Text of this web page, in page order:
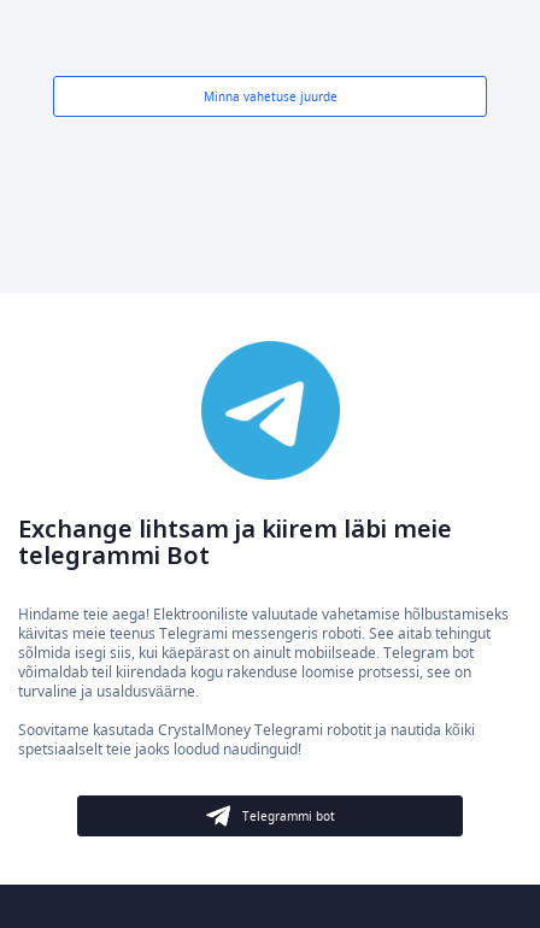
Minna vahetuse juurde
Exchange lihtsam ja kiirem läbi meie
telegrammi Bot
Hindame teie aega! Elektrooniliste valuutade vahetamise hõlbustamiseks
käivitas meie teenus Telegrami messengeris roboti. See aitab tehingut
sõlmida isegi siis, kui käepärast on ainult mobiilseade. Telegram bot
võimaldab teil kiirendada kogu rakenduse loomise protsessi, see on
turvaline ja usaldusväärne.
Soovitame kasutada CrystalMoney Telegrami robotit ja nautida kõiki
spetsiaalselt teie jaoks loodud naudinguid!
Telegrammi bot